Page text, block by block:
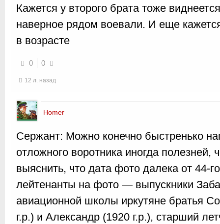
Кажется у второго брата тоже
наверное рядом воевали. И еще
в возрасте
0 0
12 л. назад
Homer
Сержант: Можно конечно быстренько
отложного воротника иногда
выяснить, что дата фото далека от 44-
лейтенанты на фото — выпускники
авиационной школы иркутяне братья
г.р.) и Александр (1920 г.р.), старший